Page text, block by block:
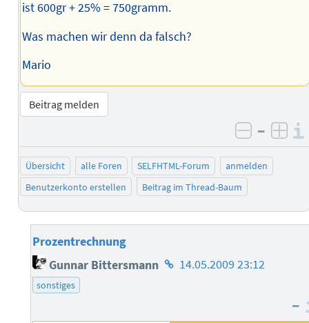
ist 600gr + 25% = 750gramm.
Was machen wir denn da falsch?
Mario
Beitrag melden
negativ
–
Übersicht alle Foren SELFHTML-Forum
anmelden
Benutzerkonto erstellen
Beitrag im Thread-Baum
Prozentrechnung
Gunnar Bittersmann Homepage
14.05.2009 23:12
sonstiges
–